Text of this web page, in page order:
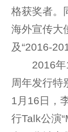
格获奖者。
海外宣传大
及“2016-
2016年1
周年发行特
1月16日，
行Talk公演